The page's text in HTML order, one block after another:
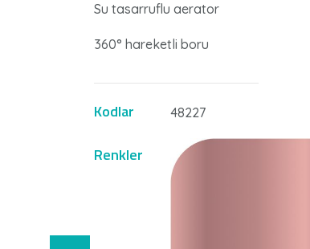
Su tasarruflu aerator
360° hareketli boru
Kodlar 48227
Renkler